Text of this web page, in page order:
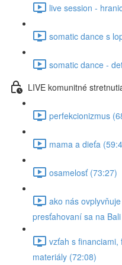
live session -
somatic dance s
somatic dance -
LIVE komunitné
perfekcionizmus
mama a dieťa
osamelosť (73:27)
ako nás
presťahovaní sa na
vzťah s financiami,
materiály (72:08)